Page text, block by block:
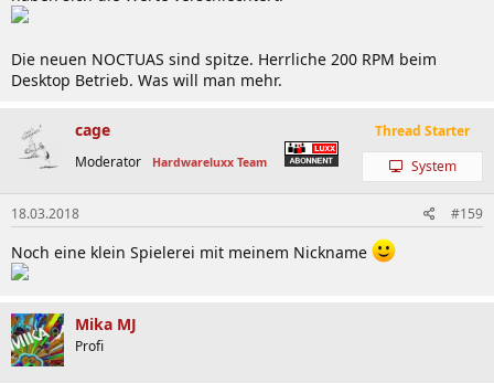
Die neuen NOCTUAS sind spitze. Herrliche 200 RPM beim
Desktop Betrieb. Was will man mehr.
cage
Moderator Hardwareluxx Team
Thread Starter
System
18.03.2018 #159
Noch eine klein Spielerei mit meinem Nickname
Mika MJ
Profi